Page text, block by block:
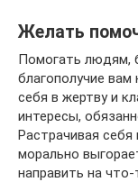
Желать
Помогать людям,
благополучие вам
себя в жертву и
интересы,
Растрачивая
морально
направить на